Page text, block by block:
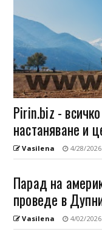
Pirin.biz -
настаняване и
Vasilena 4/28/2026
Парад на
проведе в
Vasilena 4/02/2026